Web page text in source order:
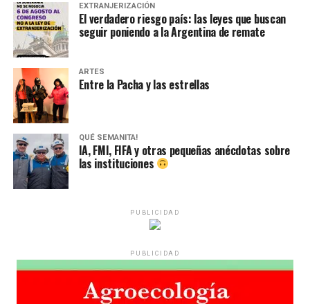
EXTRANJERIZACIÓN
El verdadero riesgo país: las leyes que buscan
seguir poniendo a la Argentina de remate
ARTES
Entre la Pacha y las estrellas
QUÉ SEMANITA!
IA, FMI, FIFA y otras pequeñas anécdotas sobre
las instituciones
PUBLICIDAD
PUBLICIDAD